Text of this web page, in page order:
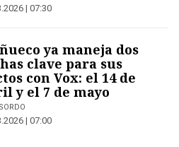
| 07:30
ya maneja dos
clave para sus
con Vox: el 14 de
y el 7 de mayo
| 07:00